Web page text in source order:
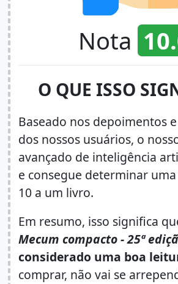
Nota
O QUE ISSO
Baseado nos depoimentos
dos nossos usuários, o
avançado de inteligência
e consegue determinar
10 a um livro.
Em resumo, isso significa
Mecum compacto - 25ª
considerado uma boa
comprar, não vai se